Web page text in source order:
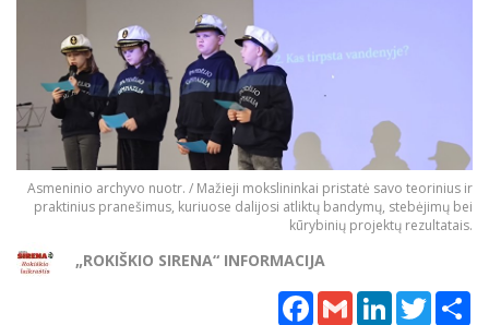
Asmeninio archyvo nuotr. / Mažieji mokslininkai pristatė savo teorinius ir
praktinius pranešimus, kuriuose dalijosi atliktų bandymų, stebėjimų bei
kūrybinių projektų rezultatais.
„ROKIŠKIO SIRENA“ INFORMACIJA
Facebook
Gmail LinkedInTwitter